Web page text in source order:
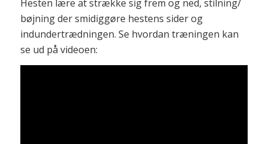
Hesten lære at strække sig frem og ned, stilning/
bøjning der smidiggøre hestens sider og
indundertrædningen. Se hvordan træningen kan
se ud på videoen: